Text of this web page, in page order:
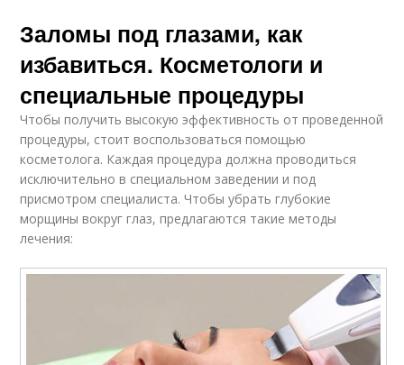
Заломы под глазами, как
избавиться. Косметологи и
специальные процедуры
Чтобы получить высокую эффективность от проведенной
процедуры, стоит воспользоваться помощью
косметолога. Каждая процедура должна проводиться
исключительно в специальном заведении и под
присмотром специалиста. Чтобы убрать глубокие
морщины вокруг глаз, предлагаются такие методы
лечения: